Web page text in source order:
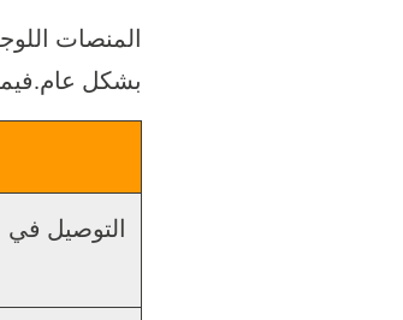
المنصات
بشكل
التوصيل في